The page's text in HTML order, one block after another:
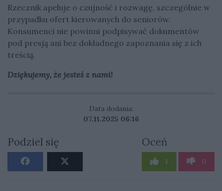
Rzecznik apeluje o czujność i rozwagę, szczególnie w
przypadku ofert kierowanych do seniorów.
Konsumenci nie powinni podpisywać dokumentów
pod presją ani bez dokładnego zapoznania się z ich
treścią.
Dziękujemy, że jesteś z nami!
Data dodania:
07.11.2025 06:16
Podziel się Oceń
1 0